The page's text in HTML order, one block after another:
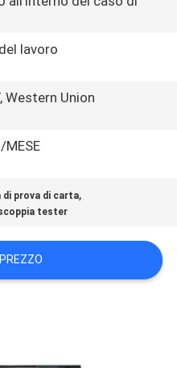
lavoro
Western Union
MESE
prova di carta,
tester